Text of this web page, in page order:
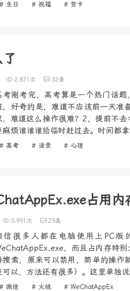
# 生日 # 祝福 # 贺卡
2,871次 32条
考刚考完，高考算是一个热门话
，好奇的是，难道不应该前一天准
，难道这么操作很难？2、提前不
麻烦谁谁谁给临时赶过去。时间都
# 高考 # 语录 # 心理
占用内
5,991次 25条
信很多人都在电脑使用上PC版
，而且占内存特
搜索，原来可以禁用，简单的操作
可以，方法还有很多）。这里单独
# 微信 # 火绒 # WeChatAppEx